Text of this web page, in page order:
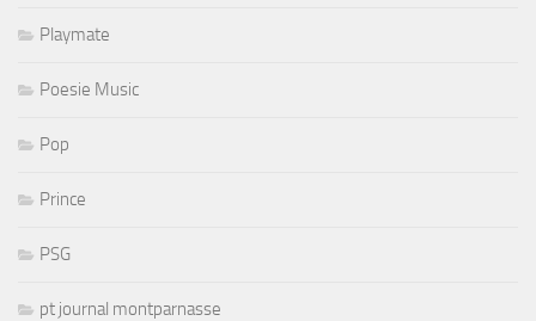
Playmate
Poesie Music
Pop
Prince
PSG
pt journal montparnasse